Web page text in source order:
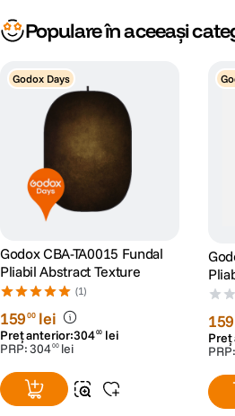
Populare în aceeași
Godox Days
Godox CBA-TA0015 Fundal
Pliabil Abstract Texture
(1)
15900 lei
Preț anterior:30400 lei
PRP:30400 lei
159
Preț